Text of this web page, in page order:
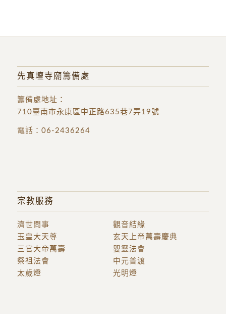
先真壇寺廟籌備處
籌備處地址 ：
710臺南市永康區中正路635巷7弄19號
電話： 06-2436264
宗教服務
濟世問事
觀音結緣
玉皇大天尊
三官大帝萬壽
玄天上帝萬壽慶典
嬰靈法會
祭祖法會
中元普渡
太歲燈
光明燈